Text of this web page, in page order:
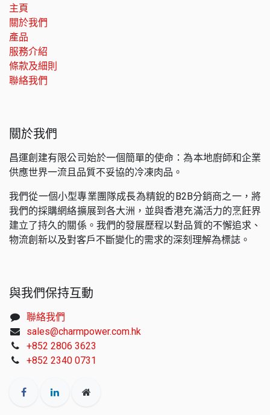
主頁
關於我們
產品
服務介紹
條款及細則
聯絡我們
關於我們
昌運創建有限公司始於一個簡單的使命：為本地廚師和企業
供應世界一流且品質不妥協的冷凍肉品。
我們從一個小型專業團隊成長為精銳的B2B分銷商之一，將
我們的採購網絡擴展到各大洲，並與香港充滿活力的烹飪界
建立了持久的關係。我們的發展歷程以對品質的不懈追求、
物流創新以及對客戶不斷變化的需求的深刻理解為標誌。
與我們保持互動
聯絡我們
sales@charmpower.com.hk
+852 2806 3623
+852 2340 0731